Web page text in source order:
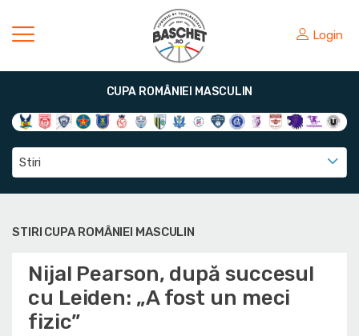
Login
CUPA ROMÂNIEI MASCULIN
Stiri
STIRI CUPA ROMÂNIEI MASCULIN
Nijal Pearson, după succesul
cu Leiden: „A fost un meci
fizic”